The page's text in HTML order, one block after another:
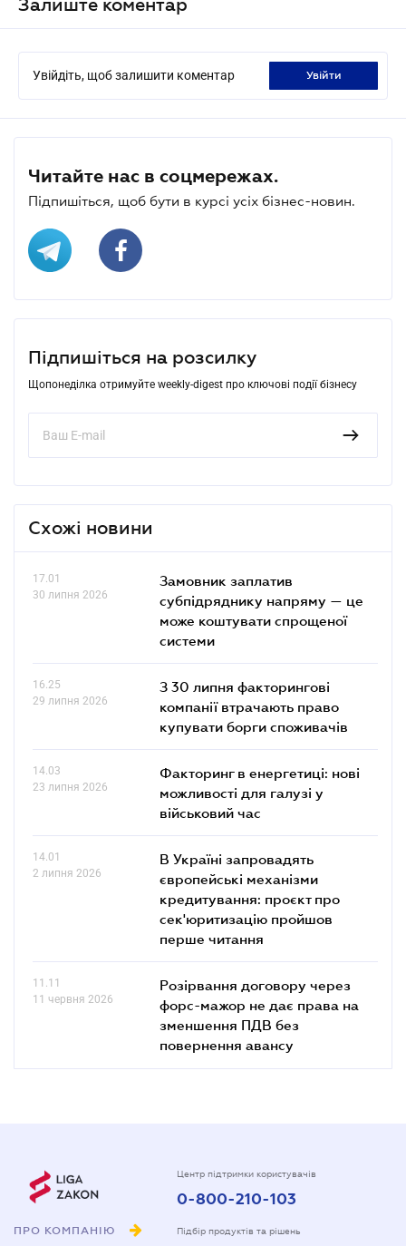
Залиште коментар
Увійдіть, щоб залишити коментар увійти
Читайте нас в соцмережах.
Підпишіться, щоб бути в курсі усіх бізнес-новин.
Підпишіться на розсилку
Щопонеділка отримуйте weekly-digest про ключові події бізнесу
Схожі новини
17.01
30 липня 2026
Замовник заплатив
субпідряднику напряму — це
може коштувати спрощеної
системи
16.25
29 липня 2026
З 30 липня факторингові
компанії втрачають право
купувати борги споживачів
14.03
23 липня 2026
Факторинг в енергетиці: нові
можливості для галузі у
військовий час
14.01
2 липня 2026
В Україні запровадять
європейські механізми
кредитування: проєкт про
сек'юритизацію пройшов
перше читання
11.11
11 червня 2026
Розірвання договору через
форс-мажор не дає права на
зменшення ПДВ без
повернення авансу
ПРО КОМПАНІЮ
Центр підтримки користувачів
0-800-210-103
Підбір продуктів та рішень